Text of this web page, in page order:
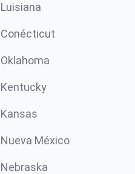
Luisiana
Conécticut
Oklahoma
Kentucky
Kansas
Nueva México
Nebraska